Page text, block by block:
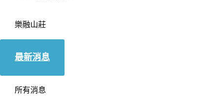
樂融山莊
最新消息
所有消息